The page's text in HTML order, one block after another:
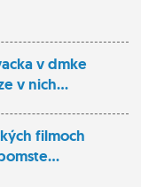
v dmke
v nich...
filmoch